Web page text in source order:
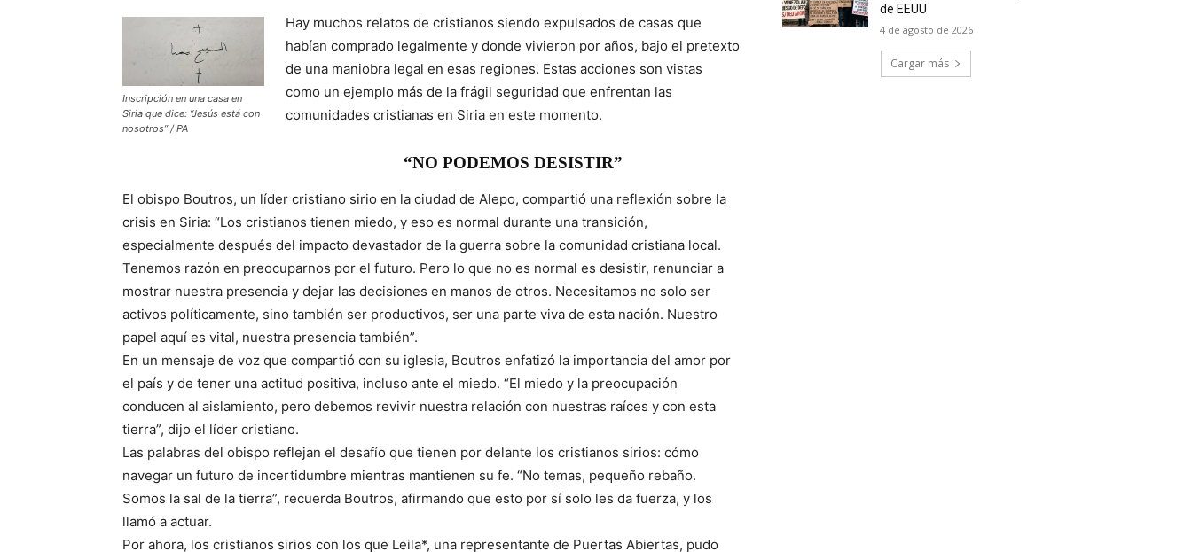
Inscripción en una casa en
Siria que dice: “Jesús está con
nosotros” / PA
Hay muchos relatos de cristianos siendo expulsados de casas que
habían comprado legalmente y donde vivieron por años, bajo el pretexto
de una maniobra legal en esas regiones. Estas acciones son vistas
como un ejemplo más de la frágil seguridad que enfrentan las
comunidades cristianas en Siria en este momento.
“NO PODEMOS DESISTIR”
El obispo Boutros, un líder cristiano sirio en la ciudad de Alepo, compartió una reflexión sobre la
crisis en Siria: “Los cristianos tienen miedo, y eso es normal durante una transición,
especialmente después del impacto devastador de la guerra sobre la comunidad cristiana local.
Tenemos razón en preocuparnos por el futuro. Pero lo que no es normal es desistir, renunciar a
mostrar nuestra presencia y dejar las decisiones en manos de otros. Necesitamos no solo ser
activos políticamente, sino también ser productivos, ser una parte viva de esta nación. Nuestro
papel aquí es vital, nuestra presencia también”.
En un mensaje de voz que compartió con su iglesia, Boutros enfatizó la importancia del amor por
el país y de tener una actitud positiva, incluso ante el miedo. “El miedo y la preocupación
conducen al aislamiento, pero debemos revivir nuestra relación con nuestras raíces y con esta
tierra”, dijo el líder cristiano.
Las palabras del obispo reflejan el desafío que tienen por delante los cristianos sirios: cómo
navegar un futuro de incertidumbre mientras mantienen su fe. “No temas, pequeño rebaño.
Somos la sal de la tierra”, recuerda Boutros, afirmando que esto por sí solo les da fuerza, y los
llamó a actuar.
Por ahora, los cristianos sirios con los que Leila*, una representante de Puertas Abiertas, pudo
de EEUU
4 de agosto de 2026
Cargar más